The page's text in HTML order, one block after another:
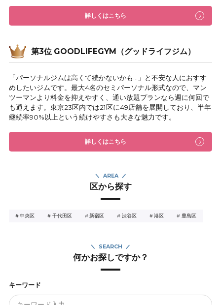
詳しくはこちら
第3位 GOODLIFEGYM（グッドライフジム）
「パーソナルジムは高くて続かないかも…」と不安な人におすす
めしたいジムです。最大4名のセミパーソナル形式なので、マン
ツーマンより料金を抑えやすく、通い放題プランなら週に何回で
も通えます。東京23区内では21区に49店舗を展開しており、半年
継続率90%以上という続けやすさも大きな魅力です。
詳しくはこちら
区から探す
AREA
中央区 千代田区 新宿区 渋谷区 港区 豊島区
何かお探しですか？
SEARCH
キーワード